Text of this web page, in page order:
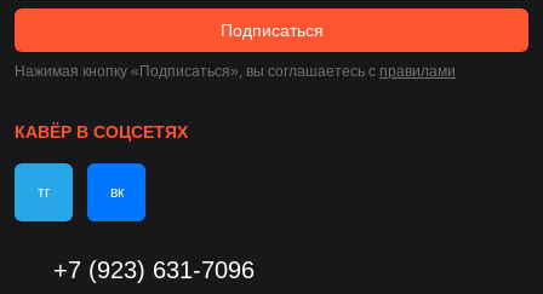
Подписаться
Нажимая кнопку «Подписаться», вы соглашаетесь c правилами
КАВЁР В СОЦСЕТЯХ
тг вк
+7 (923) 631-7096